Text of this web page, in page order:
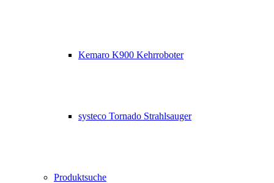
Kemaro K900 Kehrroboter
systeco Tornado Strahlsauger
Produktsuche